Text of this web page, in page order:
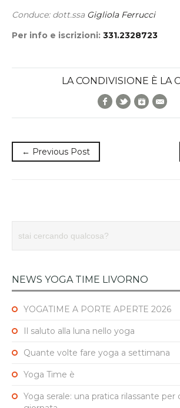
Conduce: dott.ssa Gigliola Ferrucci
Per info e iscrizioni: 331.2328723
LA CONDIVISIONE È LA
Facebook
TwitterGoogle+
← Previous Post
NEWS YOGA TIME LIVORNO
YOGATIME A PORTE APERTE 2026
Il saluto alla luna nello yoga
Quante volte fare yoga a settimana
Yoga Time è
Yoga serale: una pratica rilassante per